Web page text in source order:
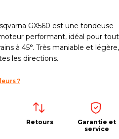
GX560 est une tondeuse
performant, idéal pour tout
à 45°. Très maniable et légère,
les directions.
?
Retours
Garantie et
service